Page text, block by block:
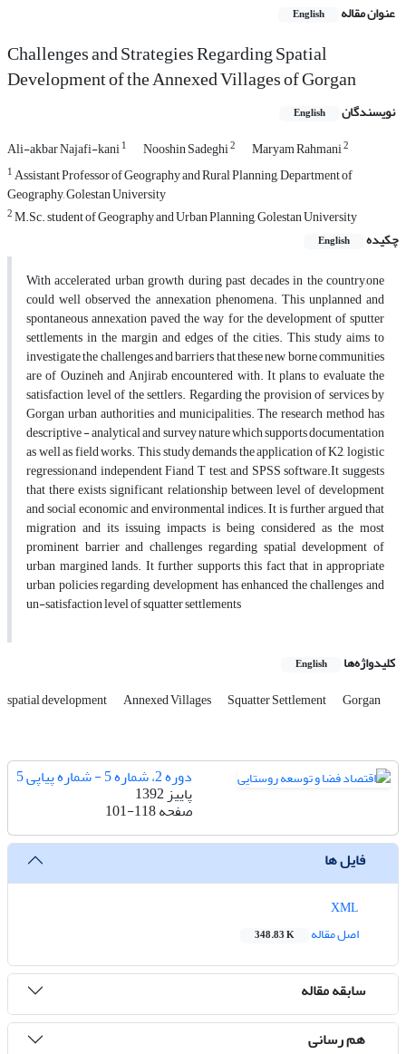
عنوان مقاله English
Challenges and Strategies Regarding Spatial
Development of the Annexed Villages of Gorgan
نویسندگان English
Ali-akbar Najafi-kani1 Nooshin Sadeghi2 Maryam Rahmani2
1Assistant Professor of Geography and Rural Planning, Department of
Geography, Golestan University
2M.Sc. student of Geography and Urban Planning, Golestan University
چکیده
English
With accelerated urban growth during past decades in the country,one
could well observed the annexation phenomena. This unplanned and
spontaneous annexation paved the way for the development of sputter
settlements in the margin and edges of the cities. This study aims to
investigate the challenges and barriers that these new borne communities
are of Ouzineh and Anjirab encountered with. It plans to evaluate the
satisfaction level of the settlers. Regarding the provision of services by
Gorgan urban authorities and municipalities. The research method has
descriptive - analytical and survey nature which supports documentation
as well as field works. This study demands the application of K2, logistic
regression,and independent Fiand T test, and SPSS software.It suggests
that there exists significant relationship between level of development
and social economic and environmental indices. It is further argued that
migration and its issuing impacts is being considered as the most
prominent barrier and challenges regarding spatial development of
urban margined lands. It further supports this fact that in appropriate
urban policies regarding development has enhanced the challenges and
un-satisfaction level of squatter settlements
کلیدواژه‌ها English
spatial development Annexed Villages Squatter Settlement Gorgan
دوره 2، شماره 5 - شماره پیاپی 5
پاییز 1392
صفحه101-118
فایل ها
اصل مقاله
348.83 K
سابقه مقاله
هم رسانی